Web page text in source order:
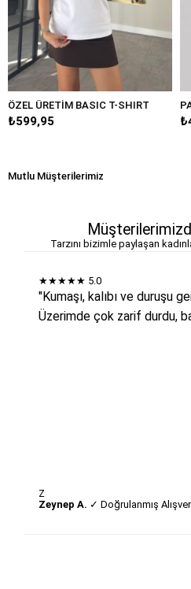
ÖZEL ÜRETİM BASIC T-SHIRT
₺599,95
Mutlu Müşterilerimiz
Tarzını bizimle paylaşan
★★★★★ 5.0
"Kumaşı, kalıbı ve duruşu
Üzerimde çok zarif durdu,
Z
Zeynep A. ✓ Doğrulanmış